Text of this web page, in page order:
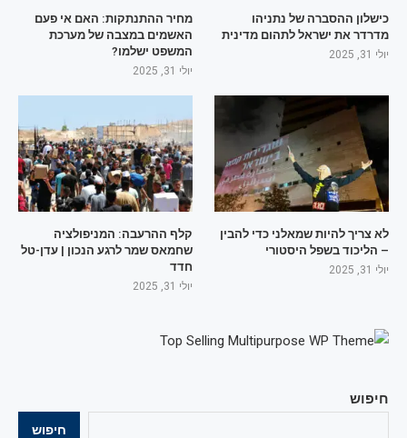
חיפוש
חיפוש
כישלון ההסברה של נתניהו
מדרדר את ישראל לתהום מדינית
יולי 31, 2025
מחיר ההתנתקות: האם אי פעם
האשמים במצבה של מערכת
המשפט ישלמו?
יולי 31, 2025
לא צריך להיות שמאלני כדי להבין
– הליכוד בשפל היסטורי
יולי 31, 2025
קלף ההרעבה: המניפולציה
שחמאס שמר לרגע הנכון | עדן-טל
חדד
יולי 31, 2025